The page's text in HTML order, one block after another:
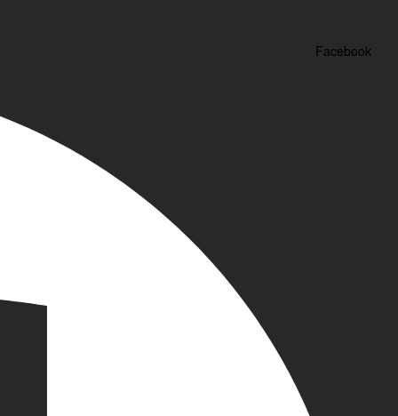
Facebook